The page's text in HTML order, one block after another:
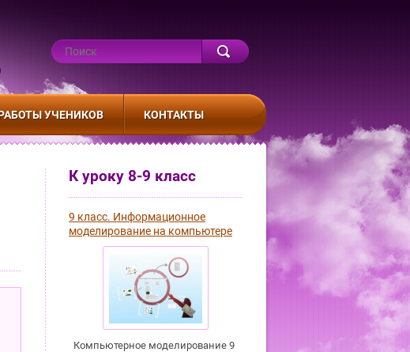
К уроку 8-9 класс
9 класс. Информационное
моделирование на компьютере
Компьютерное моделирование 9
УЧЕНИКОВ КОНТАКТЫ